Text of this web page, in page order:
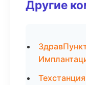
Другие